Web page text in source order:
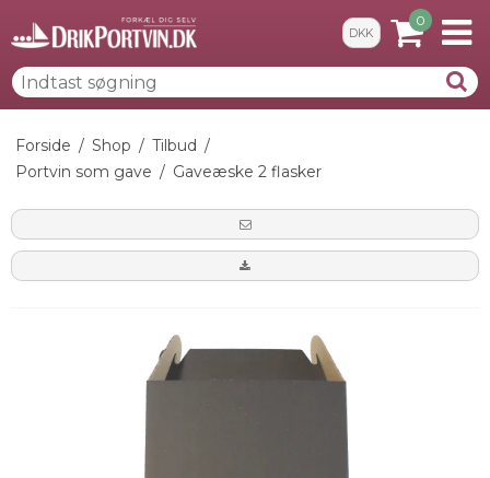
DKK
0
Forside / Shop / Tilbud /
Portvin som gave / Gaveæske 2 flasker